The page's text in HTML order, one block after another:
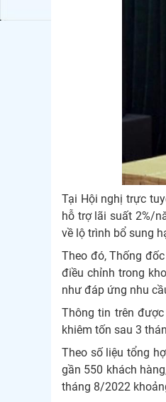
Tại Hội nghị trực
hỗ trợ lãi suất 2%/
về lộ trình bổ sung
Theo đó, Thống
điều chỉnh trong
như đáp ứng nhu
Thông tin trên
khiêm tốn sau 3
Theo số liệu tổng
gần 550 khách
tháng 8/2022